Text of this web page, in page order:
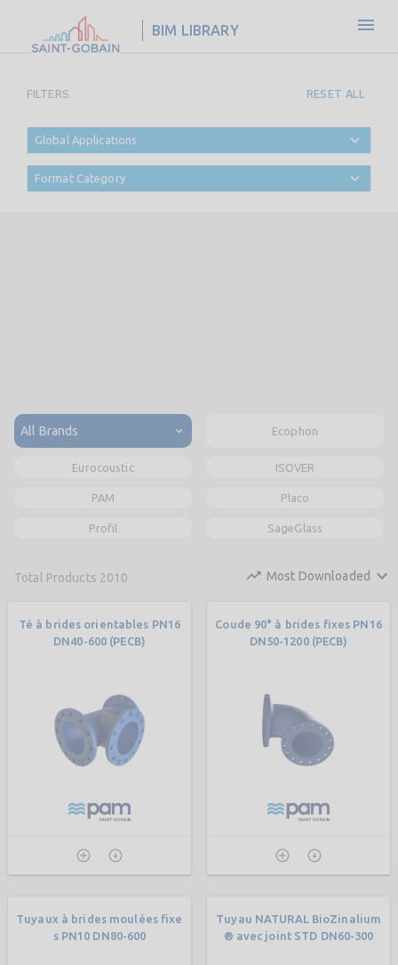
BIM LIBRARY
FILTERS RESET ALL
Global Applications
Format Category
All Brands Ecophon
Eurocoustic ISOVER
PAM Placo
Profil SageGlass
Total Products 2010 Most Downloaded
Té à brides orientables PN16
DN40-600 (PECB)
Coude 90° à brides fixes PN16
DN50-1200 (PECB)
Tuyaux à brides moulées fixe
s PN10 DN80-600
Tuyau NATURAL BioZinalium
® avec joint STD DN60-300